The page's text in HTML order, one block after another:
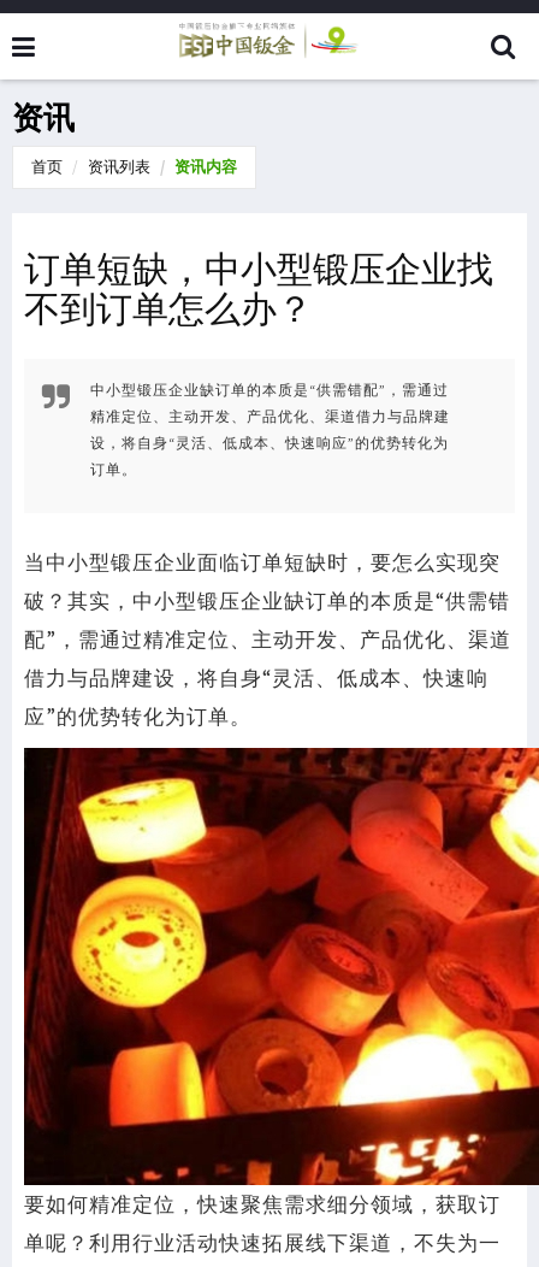
资讯
首页 资讯列表 资讯内容
订单短缺，中小型锻压企业找
不到订单怎么办？
中小型锻压企业缺订单的本质是“供需错配”，需通过
精准定位、主动开发、产品优化、渠道借力与品牌建
设，将自身“灵活、低成本、快速响应”的优势转化为
订单。
当中小型锻压企业面临订单短缺时，要怎么实现突
破？其实，中小型锻压企业缺订单的本质是“供需错
配”，需通过精准定位、主动开发、产品优化、渠道
借力与品牌建设，将自身“灵活、低成本、快速响
应”的优势转化为订单。
要如何精准定位，快速聚焦需求细分领域，获取订
单呢？利用行业活动快速拓展线下渠道，不失为一